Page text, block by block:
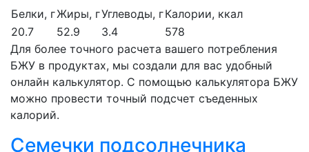
Белки, гЖиры, гУглеводы, гКалории, ккал
20.7
52.9 3.4
578
Для более точного расчета вашего потребления
БЖУ в продуктах, мы создали для вас удобный
онлайн калькулятор. С помощью калькулятора БЖУ
можно провести точный подсчет съеденных
калорий.
Семечки подсолнечника